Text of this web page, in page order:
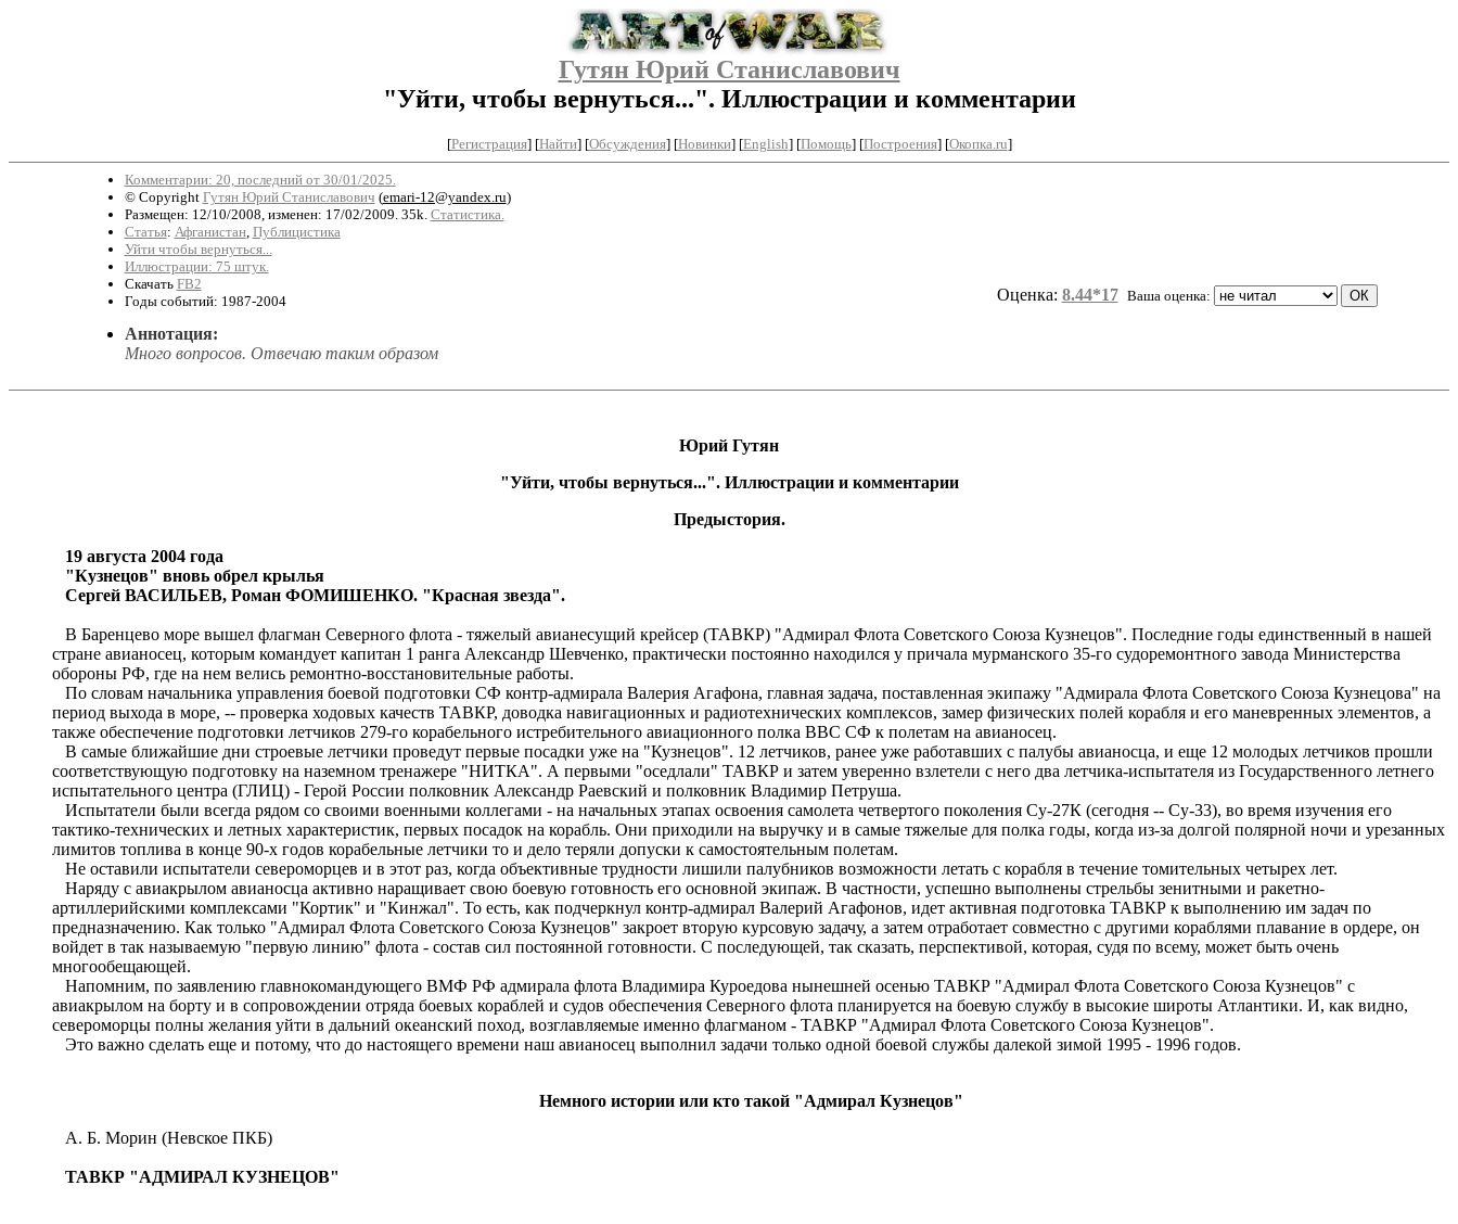
Гутян Юрий Станиславович
"Уйти, чтобы вернуться...". Иллюстрации и комментарии
[Регистрация] [Найти] [Обсуждения] [Новинки] [English] [Помощь] [Построения] [Окопка.ru]
Комментарии: 20, последний от 30/01/2025.
© Copyright Гутян Юрий Станиславович (emari-12@yandex.ru)
Размещен: 12/10/2008, изменен: 17/02/2009. 35k. Статистика.
Статья: Афганистан, Публицистика
Уйти чтобы вернуться...
Иллюстрации: 75 штук.
Скачать FB2
Годы событий: 1987-2004
Оценка: 8.44*17 Ваша оценка:
Аннотация:
Много вопросов. Отвечаю таким образом
Юрий Гутян
"Уйти, чтобы вернуться...".Иллюстрациии комментарии
Предыстория.
19 августа 2004 года
"Кузнецов" вновь обрел крылья
Сергей ВАСИЛЬЕВ, Роман ФОМИШЕНКО. "Красная звезда".
В Баренцево море вышел флагман Северного флота - тяжелый авианесущий крейсер (ТАВКР) "Адмирал Флота Советского Союза Кузнецов". Последние годы единственный в нашей
стране авианосец, которым командует капитан 1 ранга Александр Шевченко, практически постоянно находился у причала мурманского 35-го судоремонтного завода Министерства
обороны РФ, где на нем велись ремонтно-восстановительные работы.
По словам начальника управления боевой подготовки СФ контр-адмирала Валерия Агафона, главная задача, поставленная экипажу "Адмирала Флота Советского Союза Кузнецова" на
период выхода в море, -- проверка ходовых качеств ТАВКР, доводка навигационных и радиотехнических комплексов, замер физических полей корабля и его маневренных элементов, а
также обеспечение подготовки летчиков 279-го корабельного истребительного авиационного полка ВВС СФ к полетам на авианосец.
В самые ближайшие дни строевые летчики проведут первые посадки уже на "Кузнецов". 12 летчиков, ранее уже работавших с палубы авианосца, и еще 12 молодых летчиков прошли
соответствующую подготовку на наземном тренажере "НИТКА". А первыми "оседлали" ТАВКР и затем уверенно взлетели с него два летчика-испытателя из Государственного летнего
испытательного центра (ГЛИЦ) - Герой России полковник Александр Раевский и полковник Владимир Петруша.
Испытатели были всегда рядом со своими военными коллегами - на начальных этапах освоения самолета четвертого поколения Су-27К (сегодня -- Су-33), во время изучения его
тактико-технических и летных характеристик, первых посадок на корабль. Они приходили на выручку и в самые тяжелые для полка годы, когда из-за долгой полярной ночи и урезанных
лимитов топлива в конце 90-х годов корабельные летчики то и дело теряли допуски к самостоятельным полетам.
Не оставили испытатели североморцев и в этот раз, когда объективные трудности лишили палубников возможности летать с корабля в течение томительных четырех лет.
Наряду с авиакрылом авианосца активно наращивает свою боевую готовность его основной экипаж. В частности, успешно выполнены стрельбы зенитными и ракетно-
артиллерийскими комплексами "Кортик" и "Кинжал". То есть, как подчеркнул контр-адмирал Валерий Агафонов, идет активная подготовка ТАВКР к выполнению им задач по
предназначению. Как только "Адмирал Флота Советского Союза Кузнецов" закроет вторую курсовую задачу, а затем отработает совместно с другими кораблями плавание в ордере, он
войдет в так называемую "первую линию" флота - состав сил постоянной готовности. С последующей, так сказать, перспективой, которая, судя по всему, может быть очень
многообещающей.
Напомним, по заявлению главнокомандующего ВМФ РФ адмирала флота Владимира Куроедова нынешней осенью ТАВКР "Адмирал Флота Советского Союза Кузнецов" с
авиакрылом на борту и в сопровождении отряда боевых кораблей и судов обеспечения Северного флота планируется на боевую службу в высокие широты Атлантики. И, как видно,
североморцы полны желания уйти в дальний океанский поход, возглавляемые именно флагманом - ТАВКР "Адмирал Флота Советского Союза Кузнецов".
Это важно сделать еще и потому, что до настоящего времени наш авианосец выполнил задачи только одной боевой службы далекой зимой 1995 - 1996 годов.
Немного истории или кто такой "Адмирал Кузнецов"
А. Б. Морин (Невское ПКБ)
ТАВКР "АДМИРАЛ КУЗНЕЦОВ"